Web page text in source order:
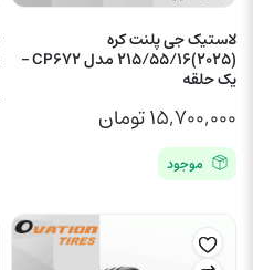
لاستیک جی پلنت کره
(2025)215/55/16 مدل CP672 –
یک حلقه
۱۵,۷۰۰,۰۰۰تومان
موجود